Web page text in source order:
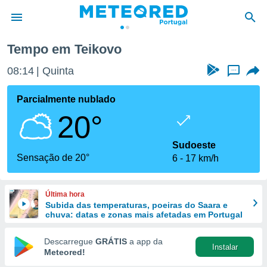
da
foi
fornecidas
a este
das
e
forma
digital
Tempo em Teikovo
08:14 Quinta ...
Parcialmente nublado
20°
Sensação de 20°
Sudoeste
6
17 km/h
Última hora
Subida das temperaturas, poeiras do Saara e
chuva: datas e zonas mais afetadas em Portugal
Descarregue GRÁTIS a app da
Meteored!
Instalar